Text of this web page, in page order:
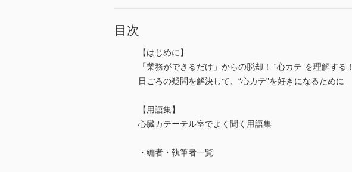
目次
【はじめに】
「業務ができるだけ」からの脱却！ “心カテ”を理解する！
日ごろの疑問を解決して、“心カテ”を好きになるために
【用語集】
心臓カテーテル室でよく聞く用語集
・編者・執筆者一覧